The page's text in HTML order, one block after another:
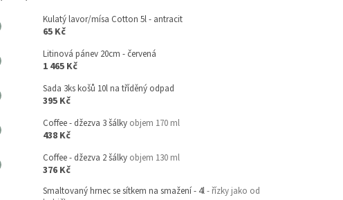
Kulatý lavor/mísa Cotton 5l - antracit
65 Kč
Litinová pánev 20cm - červená
1 465 Kč
Sada 3ks košů 10l na tříděný odpad
395 Kč
Coffee - džezva 3 šálky objem 170 ml
438 Kč
Coffee - džezva 2 šálky objem 130 ml
376 Kč
Smaltovaný hrnec se sítkem na smažení - 4l- řízky jako od